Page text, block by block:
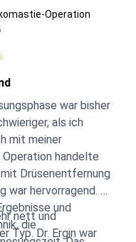
Operation
war bisher
als ich
mit meiner
handelte
Drüsenentfernung
war hervorragend. Er
und
die
nett und
Typ. Dr. Ergin war